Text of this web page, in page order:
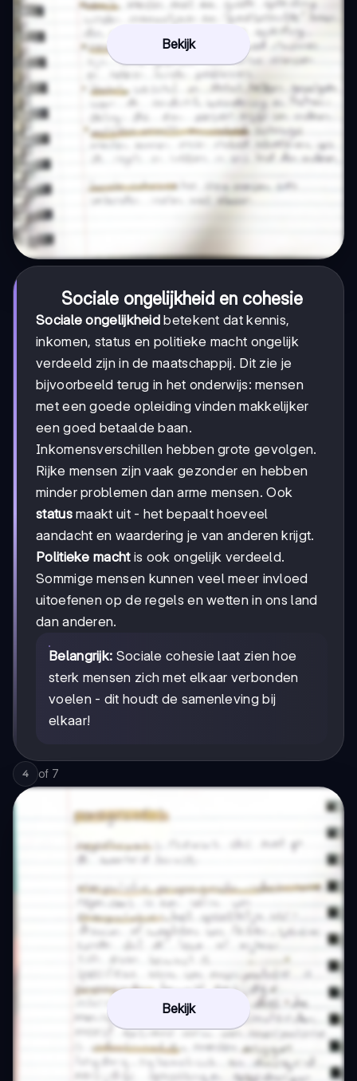
Bekijk
Sociale ongelijkheid en cohesie
Sociale ongelijkheid betekent dat kennis,
inkomen, status en politieke macht ongelijk
verdeeld zijn in de maatschappij. Dit zie je
bijvoorbeeld terug in het onderwijs: mensen
met een goede opleiding vinden makkelijker
een goed betaalde baan.
Inkomensverschillen hebben grote gevolgen.
Rijke mensen zijn vaak gezonder en hebben
minder problemen dan arme mensen. Ook
statusmaakt uit - het bepaalt hoeveel
aandacht en waardering je van anderen krijgt.
Politieke machtis ook ongelijk verdeeld.
Sommige mensen kunnen veel meer invloed
uitoefenen op de regels en wetten in ons land
dan anderen.
Belangrijk: Sociale cohesie laat zien hoe
sterk mensen zich met elkaar verbonden
voelen - dit houdt de samenleving bij
elkaar!
4 of 7
Bekijk